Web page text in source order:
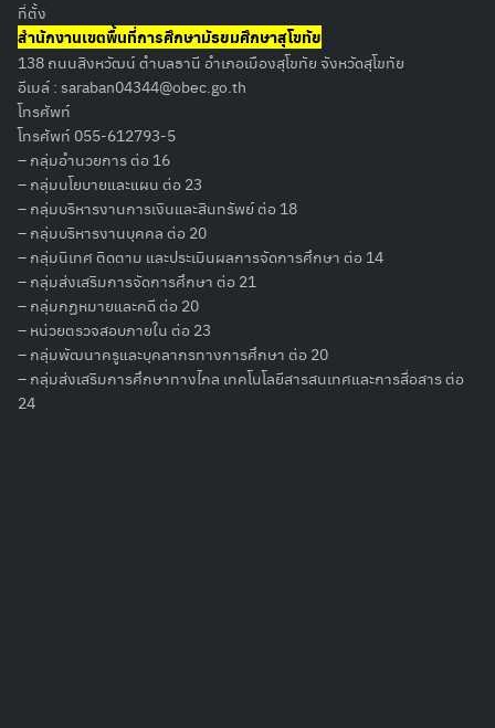
Search
for:
ที่ตั้ง
สำนักงานเขตพื้นที่การศึกษามัธยมศึกษาสุโขทัย
138 ถนนสิงหวัฒน์ ตำบลธานี อำเภอเมืองสุโขทัย จังหวัดสุโขทัย
อีเมล์ : saraban04344@obec.go.th
โทรศัพท์
โทรศัพท์ 055-612793-5
– กลุ่มอำนวยการ ต่อ 16
– กลุ่มนโยบายและแผน ต่อ 23
– กลุ่มบริหารงานการเงินและสินทรัพย์ ต่อ 18
– กลุ่มบริหารงานบุคคล ต่อ 20
– กลุ่มนิเทศ ติดตาม และประเมินผลการจัดการศึกษา ต่อ 14
– กลุ่มส่งเสริมการจัดการศึกษา ต่อ 21
– กลุ่มกฏหมายและคดี ต่อ 20
– หน่วยตรวจสอบภายใน ต่อ 23
– กลุ่มพัฒนาครูและบุคลากรทางการศึกษา ต่อ 20
– กลุ่มส่งเสริมการศึกษาทางไกล เทคโนโลยีสารสนเทศและการสื่อสาร ต่อ
24